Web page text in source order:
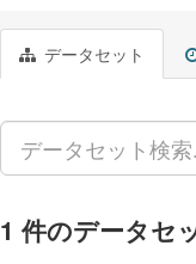
データセット
1 件のデータセ